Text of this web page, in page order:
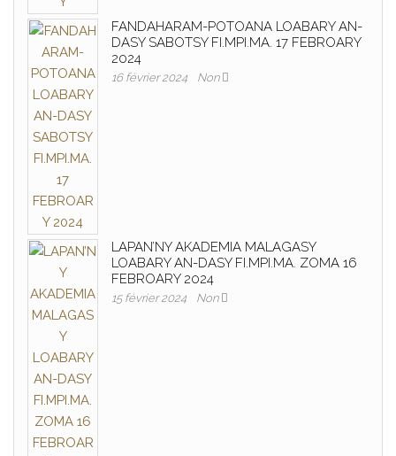
FANDAHARAM-POTOANA LOABARY AN-
DASY SABOTSY FI.MPI.MA. 17 FEBROARY
2024
16 février 2024 Non
LAPAN’NY AKADEMIA MALAGASY
LOABARY AN-DASY FI.MPI.MA. ZOMA 16
FEBROARY 2024
15 février 2024 Non